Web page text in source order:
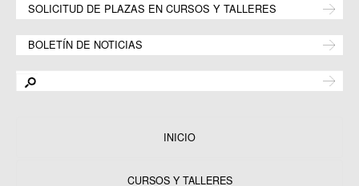
SOLICITUD DE PLAZAS EN CURSOS Y TALLERES
BOLETÍN DE NOTICIAS
INICIO
CURSOS Y TALLERES